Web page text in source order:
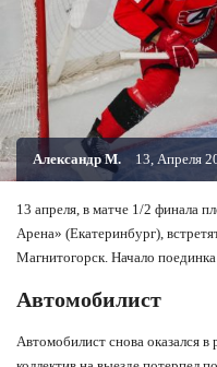
Александр М. 13, Апреля
13 апреля, в матче 1/2 финала
Арена» (Екатеринбург),
Магнитогорск. Начало
Автомобилист
Автомобилист снова оказался